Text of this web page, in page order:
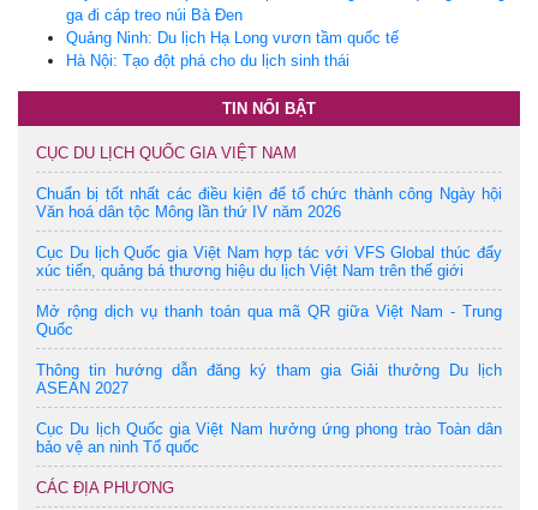
ga đi cáp treo núi Bà Đen
Quảng Ninh: Du lịch Hạ Long vươn tầm quốc tế
Hà Nội: Tạo đột phá cho du lịch sinh thái
TIN NỔI BẬT
CỤC DU LỊCH QUỐC GIA VIỆT NAM
Chuẩn bị tốt nhất các điều kiện để tổ chức thành công Ngày hội
Văn hoá dân tộc Mông lần thứ IV năm 2026
Cục Du lịch Quốc gia Việt Nam hợp tác với VFS Global thúc đẩy
xúc tiến, quảng bá thương hiệu du lịch Việt Nam trên thế giới
Mở rộng dịch vụ thanh toán qua mã QR giữa Việt Nam - Trung
Quốc
Thông tin hướng dẫn đăng ký tham gia Giải thưởng Du lịch
ASEAN 2027
Cục Du lịch Quốc gia Việt Nam hưởng ứng phong trào Toàn dân
bảo vệ an ninh Tổ quốc
CÁC ĐỊA PHƯƠNG